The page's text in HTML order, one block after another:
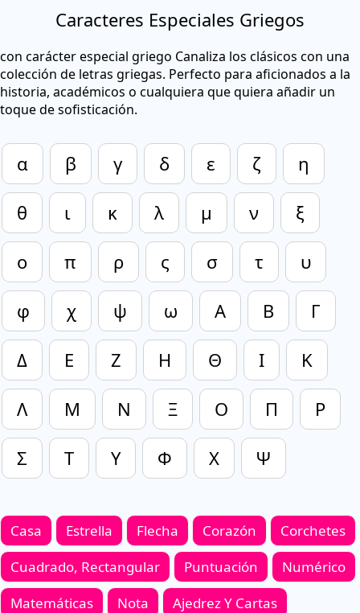
Caracteres Especiales Griegos
con carácter especial griego Canaliza los clásicos con una
colección de letras griegas. Perfecto para aficionados a la
historia, académicos o cualquiera que quiera añadir un
toque de sofisticación.
α β γ δ ε ζ η
θ ι κ λ μ ν ξ
ο π ρ ς σ τ υ
φ χ ψ ω Α Β Γ
Δ Ε Ζ Η Θ Ι Κ
Λ Μ Ν Ξ Ο Π Ρ
Σ Τ Υ Φ Χ Ψ
Casa Estrella Flecha Corazón
Corchetes
Cuadrado, Rectangular
Puntuación
Numérico
Matemáticas
Nota
Ajedrez Y Cartas